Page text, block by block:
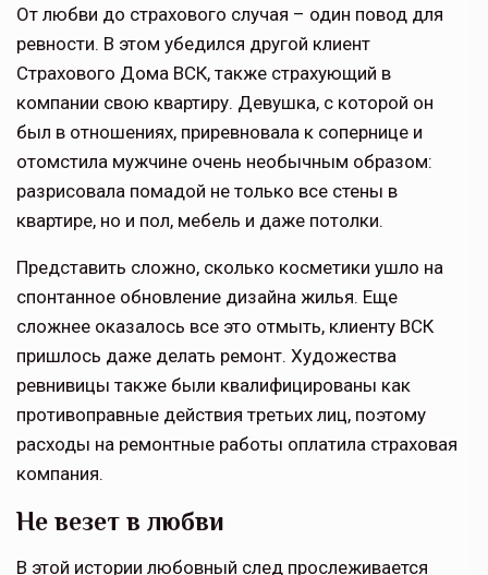
От любви до страхового случая – один повод для
ревности. В этом убедился другой клиент
Страхового Дома ВСК, также страхующий в
компании свою квартиру. Девушка, с которой он
был в отношениях, приревновала к сопернице и
отомстила мужчине очень необычным образом:
разрисовала помадой не только все стены в
квартире, но и пол, мебель и даже потолки.
Представить сложно, сколько косметики ушло на
спонтанное обновление дизайна жилья. Еще
сложнее оказалось все это отмыть, клиенту ВСК
пришлось даже делать ремонт. Художества
ревнивицы также были квалифицированы как
противоправные действия третьих лиц, поэтому
расходы на ремонтные работы оплатила страховая
компания.
Не везет в любви
В этой истории любовный след прослеживается